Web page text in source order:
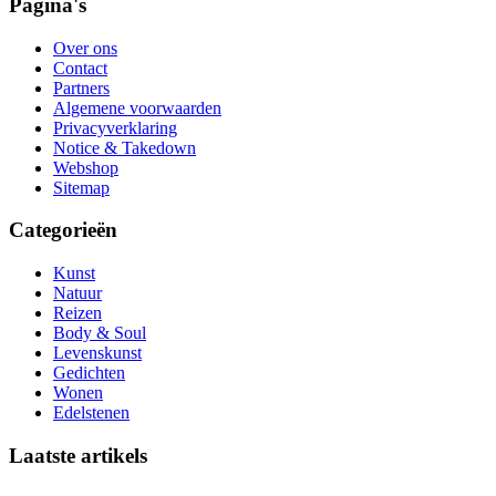
Pagina's
Over ons
Contact
Partners
Algemene voorwaarden
Privacyverklaring
Notice & Takedown
Webshop
Sitemap
Categorieën
Kunst
Natuur
Reizen
Body & Soul
Levenskunst
Gedichten
Wonen
Edelstenen
Laatste artikels